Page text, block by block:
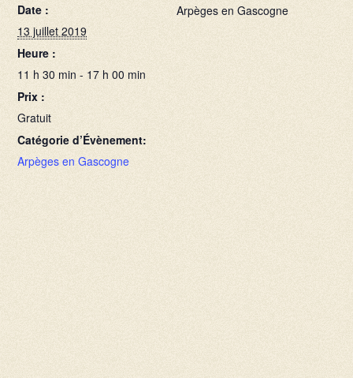
Date :
13 juillet 2019
Heure :
11 h 30 min - 17 h 00 min
Prix :
Gratuit
Catégorie d’Évènement:
Arpèges en Gascogne
Arpèges en Gascogne